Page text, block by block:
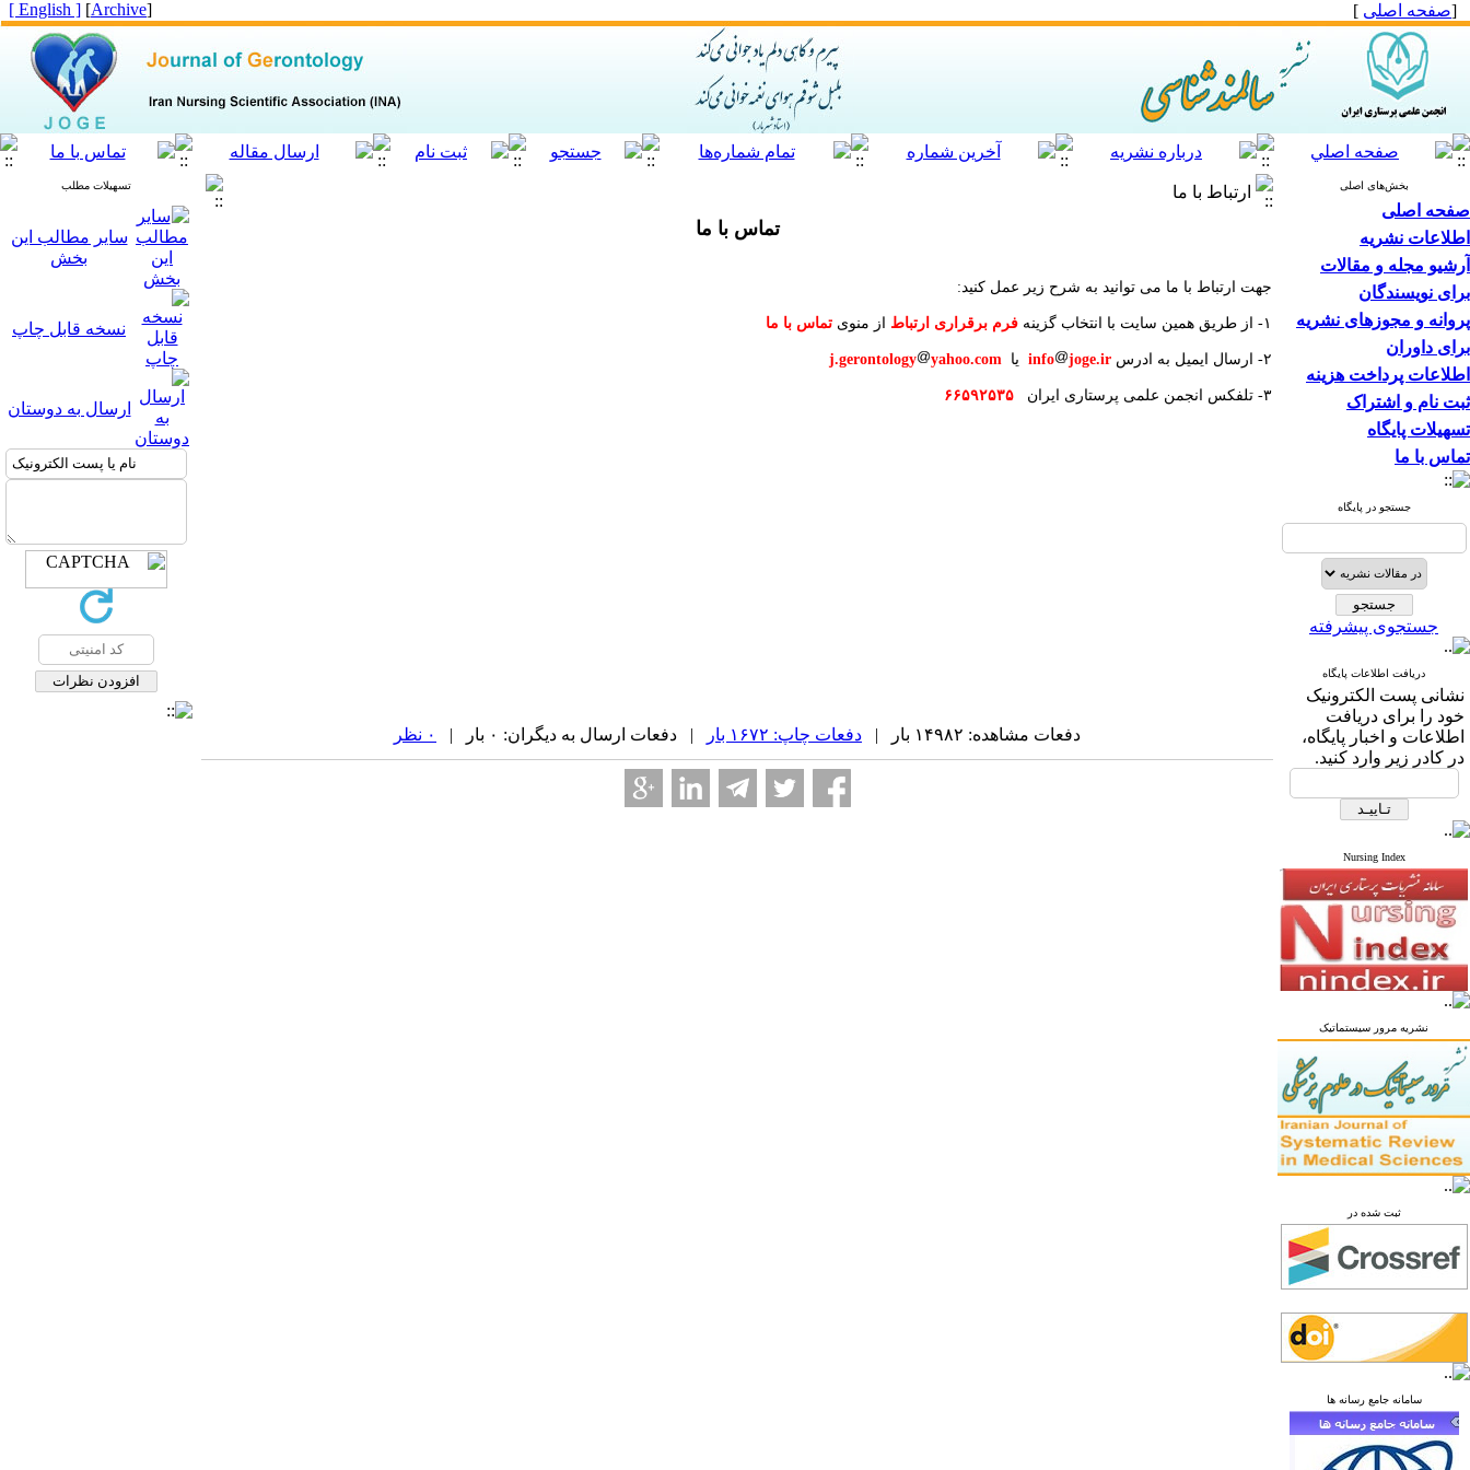
[صفحه اصلی ]
[
Archive
]
[ English ]
بخش‌های اصلی
صفحه اصلی
اطلاعات نشریه
آرشیو مجله و مقالات
برای نویسندگان
پروانه و مجوزهای نشریه
برای داوران
اطلاعات پرداخت هزینه
ثبت نام و اشتراک
تسهیلات پایگاه
تماس با ما
جستجو در پایگاه
جستجوی پیشرفته
دریافت اطلاعات پایگاه
نشانی پست الکترونیک
خود را برای دریافت
اطلاعات و اخبار پایگاه،
در کادر زیر وارد کنید.
Nursing Index
نشریه مرور سیستماتیک
ثبت شده در
سامانه جامع رسانه ها
ارتباط با ما
تماس با ما
جهت ارتباط با ما می توانید به شرح زیر عمل کنید:
۱- از طریق همین سایت با انتخاب گزینه فرم برقراری ارتباط از منوی تماس با ما
۲- ارسال ایمیل به ادرس info joge.ir یا j.gerontology yahoo.com
۳- تلفکس انجمن علمی پرستاری ایران ۶۶۵۹۲۵۳۵
تسهیلات مطلب
سایر مطالب این
بخش
نسخه قابل چاپ
ارسال به دوستان
دفعات مشاهده: ۱۴۹۸۲ بار | دفعات چاپ: ۱۶۷۲ بار | دفعات ارسال به دیگران: ۰ بار | ۰ نظر